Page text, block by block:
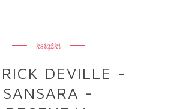
książki
DEVILLE -
SANSARA -